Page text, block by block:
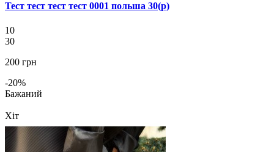
Тест тест тест тест 0001 польша 30(р)
10
30
200 грн
-20%
Бажаний
Хіт